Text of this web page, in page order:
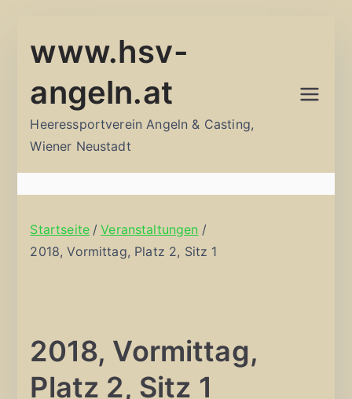
Inhalt
www.hsv-
angeln.at
Heeressportverein Angeln & Casting,
Wiener Neustadt
Startseite
Veranstaltungen
2018, Vormittag, Platz 2, Sitz 1
2018, Vormittag,
Platz 2, Sitz 1